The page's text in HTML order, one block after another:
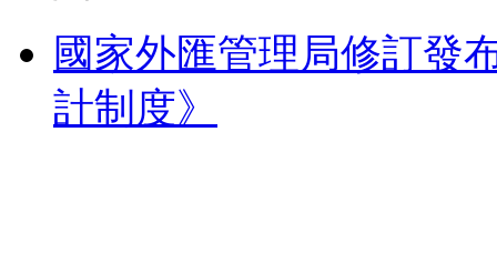
國家外匯管理局修訂發
計制度》